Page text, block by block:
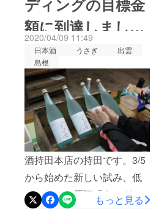
ちと共にこの難局を乗り切
り、酒造りの秋を迎えたい
と思っています。みなさ
ま、末永く酒持田本店をよ
ろしくお願いいたします。
酒持田本店 持田祐輔
となりました。現在127名の
方にご支援いただいており
ます。みなさまからの温か
い励まし、応援のおかげ
で、昨日目標に届きまし
た。ありがとうございまし
た。改めて御礼申し上げま
す。うさぎ雲は、封緘（ふ
うかん）シールの貼り付け
作業も進み、出荷の準備が
着々と進んでいます。この
うさぎ雲は、誰でも飲みや
ディングの目標金
額に到達しまし
た！
2020/04/09 11:49
日本酒 うさぎ
出雲
島根
酒持田本店の持田です。3/5
から始めた新しい試み、低
アルコール原酒「うさぎ
雲」のクラウドファンディ
もっと見る